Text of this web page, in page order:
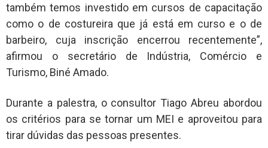
também temos investido em cursos de capacitação
como o de costureira que já está em curso e o de
barbeiro, cuja inscrição encerrou recentemente”,
afirmou o secretário de Indústria, Comércio e
Turismo, Biné Amado.
Durante a palestra, o consultor Tiago Abreu abordou
os critérios para se tornar um MEI e aproveitou para
tirar dúvidas das pessoas presentes.